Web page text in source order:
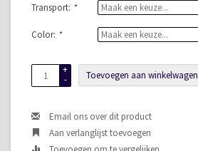
Transport: *
Color: *
+
-
Toevoegen aan winkelwagen
Email ons over dit product
Aan verlanglijst toevoegen